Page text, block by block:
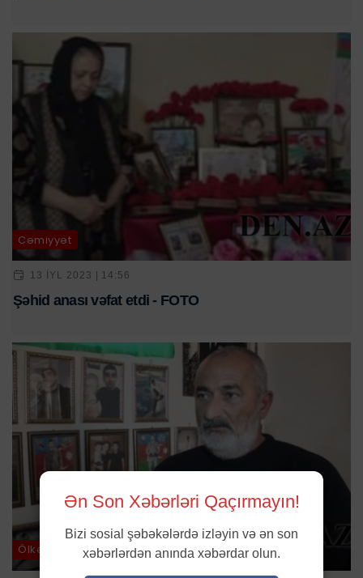
Cəmiyyət
13 IYL 2023 | 14:56
Şəhid anası vəfat etdi - FOTO
Ölkə
Ən Son Xəbərləri Qaçırmayın!
Bizi sosial şəbəkələrdə izləyin və ən son
xəbərlərdən anında xəbərdar olun.